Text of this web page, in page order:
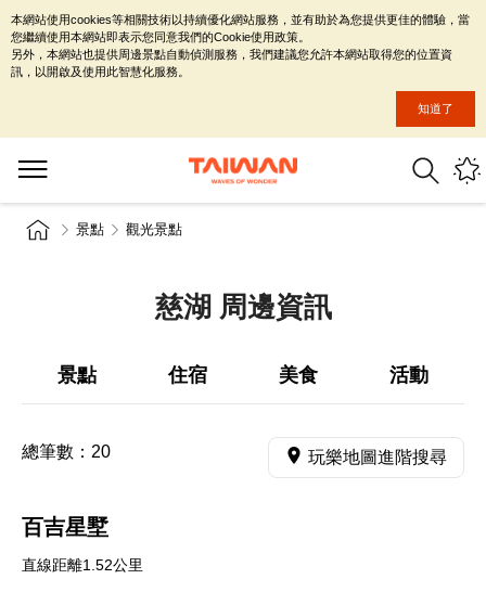
景點 觀光景點
慈湖 周邊資訊
景點 住宿 美食 活動
總筆數： 20 玩樂地圖進階搜尋
百吉星墅
直線距離1.52公里
本網站使用cookies等相關技術以持續優化網站服務，並有助於為您提供更佳的體驗，當
您繼續使用本網站即表示您同意我們的Cookie使用政策。
另外，本網站也提供周邊景點自動偵測服務，我們建議您允許本網站取得您的位置資
訊，以開啟及使用此智慧化服務。
知道了